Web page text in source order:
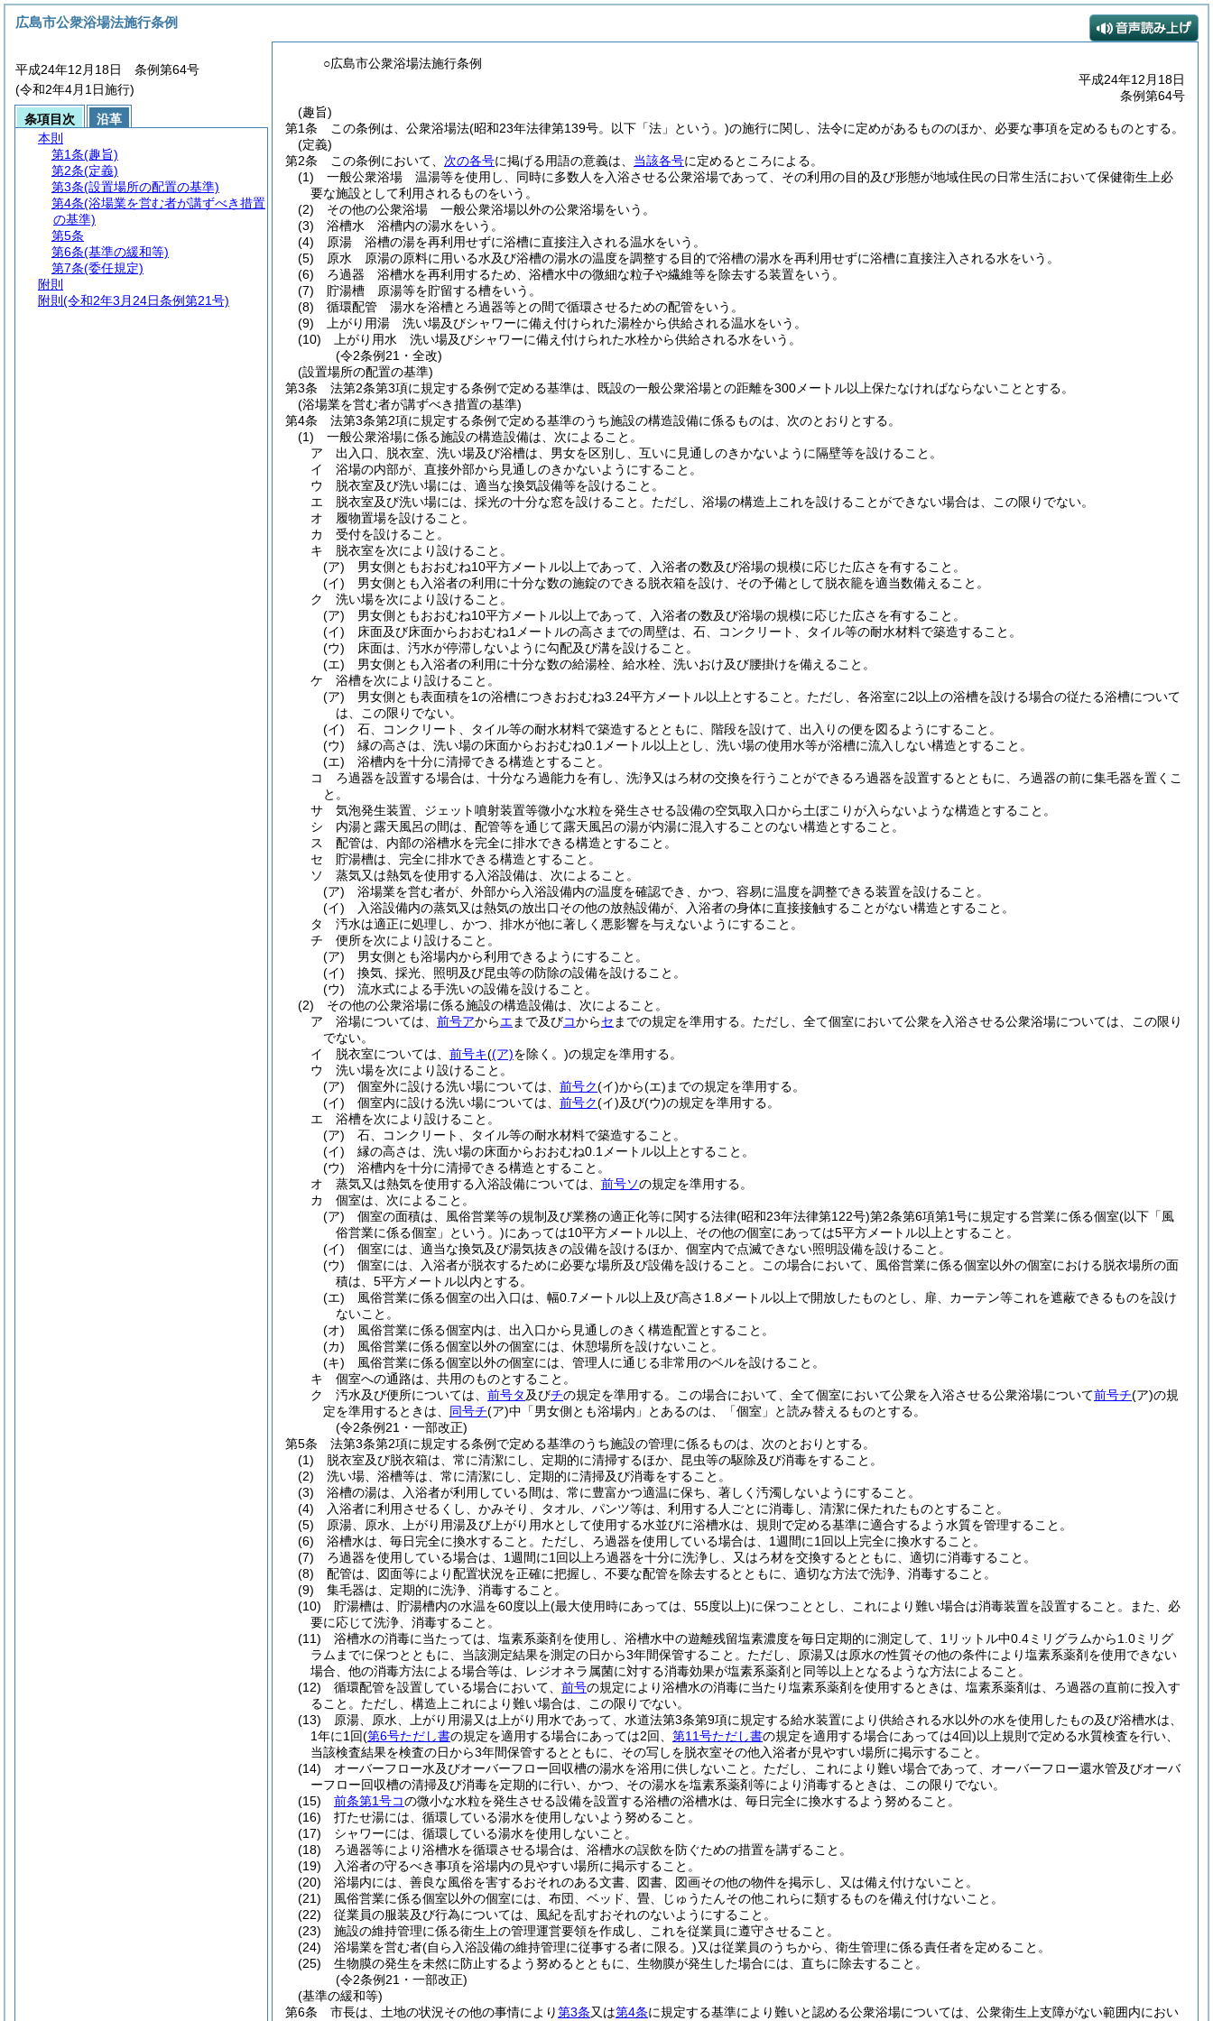
○広島市公衆浴場法施行条例
平成24年12月18日
条例第64号
(趣旨)
第1条
この条例は、公衆浴場法(昭和23年法律第139号。以下「法」という。)の施行に関し、法令に定めがあるもののほか、必要な事項を定めるものとする。
(定義)
第2条
この条例において、 次の各号に掲げる用語の意義は、 当該各号に定めるところによる。
(1)
一般公衆浴場 温湯等を使用し、同時に多数人を入浴させる公衆浴場であって、その利用の目的及び形態が地域住民の日常生活において保健衛生上必
要な施設として利用されるものをいう。
(2)
その他の公衆浴場 一般公衆浴場以外の公衆浴場をいう。
(3)
浴槽水 浴槽内の湯水をいう。
(4)
原湯 浴槽の湯を再利用せずに浴槽に直接注入される温水をいう。
(5)
原水 原湯の原料に用いる水及び浴槽の湯水の温度を調整する目的で浴槽の湯水を再利用せずに浴槽に直接注入される水をいう。
(6)
ろ過器 浴槽水を再利用するため、浴槽水中の微細な粒子や繊維等を除去する装置をいう。
(7)
貯湯槽 原湯等を貯留する槽をいう。
(8)
循環配管 湯水を浴槽とろ過器等との間で循環させるための配管をいう。
(9)
上がり用湯 洗い場及びシャワーに備え付けられた湯栓から供給される温水をいう。
(10)
上がり用水 洗い場及びシャワーに備え付けられた水栓から供給される水をいう。
(令2条例21・全改)
(設置場所の配置の基準)
第3条
法第2条第3項に規定する条例で定める基準は、既設の一般公衆浴場との距離を300メートル以上保たなければならないこととする。
(浴場業を営む者が講ずべき措置の基準)
第4条
法第3条第2項に規定する条例で定める基準のうち施設の構造設備に係るものは、次のとおりとする。
(1)
一般公衆浴場に係る施設の構造設備は、次によること。
ア
出入口、脱衣室、洗い場及び浴槽は、男女を区別し、互いに見通しのきかないように隔壁等を設けること。
イ
浴場の内部が、直接外部から見通しのきかないようにすること。
ウ
脱衣室及び洗い場には、適当な換気設備等を設けること。
エ
脱衣室及び洗い場には、採光の十分な窓を設けること。 ただし、浴場の構造上これを設けることができない場合は、この限りでない。
オ
履物置場を設けること。
カ
受付を設けること。
キ
脱衣室を次により設けること。
(ア)
男女側ともおおむね10平方メートル以上であって、入浴者の数及び浴場の規模に応じた広さを有すること。
(イ)
男女側とも入浴者の利用に十分な数の施錠のできる脱衣箱を設け、その予備として脱衣籠を適当数備えること。
ク
洗い場を次により設けること。
(ア)
男女側ともおおむね10平方メートル以上であって、入浴者の数及び浴場の規模に応じた広さを有すること。
(イ)
床面及び床面からおおむね1メートルの高さまでの周壁は、石、コンクリート、タイル等の耐水材料で築造すること。
(ウ)
床面は、汚水が停滞しないように勾配及び溝を設けること。
(エ)
男女側とも入浴者の利用に十分な数の給湯栓、給水栓、洗いおけ及び腰掛けを備えること。
ケ
浴槽を次により設けること。
(ア)
男女側とも表面積を1の浴槽につきおおむね3.24平方メートル以上とすること。 ただし、各浴室に2以上の浴槽を設ける場合の従たる浴槽について
は、この限りでない。
(イ)
石、コンクリート、タイル等の耐水材料で築造するとともに、階段を設けて、出入りの便を図るようにすること。
(ウ)
縁の高さは、洗い場の床面からおおむね0.1メートル以上とし、洗い場の使用水等が浴槽に流入しない構造とすること。
(エ)
浴槽内を十分に清掃できる構造とすること。
コ
ろ過器を設置する場合は、十分なろ過能力を有し、洗浄又はろ材の交換を行うことができるろ過器を設置するとともに、ろ過器の前に集毛器を置くこ
と。
サ
気泡発生装置、ジェット噴射装置等微小な水粒を発生させる設備の空気取入口から土ぼこりが入らないような構造とすること。
シ
内湯と露天風呂の間は、配管等を通じて露天風呂の湯が内湯に混入することのない構造とすること。
ス
配管は、内部の浴槽水を完全に排水できる構造とすること。
セ
貯湯槽は、完全に排水できる構造とすること。
ソ
蒸気又は熱気を使用する入浴設備は、次によること。
(ア)
浴場業を営む者が、外部から入浴設備内の温度を確認でき、かつ、容易に温度を調整できる装置を設けること。
(イ)
入浴設備内の蒸気又は熱気の放出口その他の放熱設備が、入浴者の身体に直接接触することがない構造とすること。
タ
汚水は適正に処理し、かつ、排水が他に著しく悪影響を与えないようにすること。
チ
便所を次により設けること。
(ア)
男女側とも浴場内から利用できるようにすること。
(イ)
換気、採光、照明及び昆虫等の防除の設備を設けること。
(ウ)
流水式による手洗いの設備を設けること。
(2)
その他の公衆浴場に係る施設の構造設備は、次によること。
ア
浴場については、 前号アからエ まで及びコからセ までの規定を準用する。 ただし、全て個室において公衆を入浴させる公衆浴場については、この限り
でない。
イ
脱衣室については、 前号キ((ア)を除く。)の規定を準用する。
ウ
洗い場を次により設けること。
(ア)
個室外に設ける洗い場については、前号ク(イ)から(エ) までの規定を準用する。
(イ)
個室内に設ける洗い場については、前号ク(イ)及び(ウ)の規定を準用する。
エ
浴槽を次により設けること。
(ア)
石、コンクリート、タイル等の耐水材料で築造すること。
(イ)
縁の高さは、洗い場の床面からおおむね0.1メートル以上とすること。
(ウ)
浴槽内を十分に清掃できる構造とすること。
オ
蒸気又は熱気を使用する入浴設備については、 前号ソの規定を準用する。
カ
個室は、次によること。
(ア)
個室の面積は、風俗営業等の規制及び業務の適正化等に関する法律(昭和23年法律第122号)第2条第6項第1号に規定する営業に係る個室(以下「風
俗営業に係る個室」という。)にあっては10平方メートル以上、その他の個室にあっては5平方メートル以上とすること。
(イ)
個室には、適当な換気及び湯気抜きの設備を設けるほか、個室内で点滅できない照明設備を設けること。
(ウ)
個室には、入浴者が脱衣するために必要な場所及び設備を設けること。
この場合において、風俗営業に係る個室以外の個室における脱衣場所の面
積は、5平方メートル以内とする。
(エ)
風俗営業に係る個室の出入口は、幅0.7メートル以上及び高さ1.8メートル以上で開放したものとし、扉、カーテン等これを遮蔽できるものを設け
ないこと。
(オ)
風俗営業に係る個室内は、出入口から見通しのきく構造配置とすること。
(カ)
風俗営業に係る個室以外の個室には、休憩場所を設けないこと。
(キ)
風俗営業に係る個室以外の個室には、管理人に通じる非常用のベルを設けること。
キ
個室への通路は、共用のものとすること。
ク
汚水及び便所については、 前号タ及びチの規定を準用する。 この場合において、全て個室において公衆を入浴させる公衆浴場について前号チ(ア)の規
定を準用するときは、 同号チ(ア)中「男女側とも浴場内」とあるのは、「個室」と読み替えるものとする。
(令2条例21・一部改正)
第5条
法第3条第2項に規定する条例で定める基準のうち施設の管理に係るものは、次のとおりとする。
(1)
脱衣室及び脱衣箱は、常に清潔にし、定期的に清掃するほか、昆虫等の駆除及び消毒をすること。
(2)
洗い場、浴槽等は、常に清潔にし、定期的に清掃及び消毒をすること。
(3)
浴槽の湯は、入浴者が利用している間は、常に豊富かつ適温に保ち、著しく汚濁しないようにすること。
(4)
入浴者に利用させるくし、かみそり、タオル、パンツ等は、利用する人ごとに消毒し、清潔に保たれたものとすること。
(5)
原湯、原水、上がり用湯及び上がり用水として使用する水並びに浴槽水は、規則で定める基準に適合するよう水質を管理すること。
(6)
浴槽水は、毎日完全に換水すること。 ただし、ろ過器を使用している場合は、1週間に1回以上完全に換水すること。
(7)
ろ過器を使用している場合は、1週間に1回以上ろ過器を十分に洗浄し、又はろ材を交換するとともに、適切に消毒すること。
(8)
配管は、図面等により配置状況を正確に把握し、不要な配管を除去するとともに、適切な方法で洗浄、消毒すること。
(9)
集毛器は、定期的に洗浄、消毒すること。
(10)
貯湯槽は、貯湯槽内の水温を60度以上(最大使用時にあっては、55度以上)に保つこととし、これにより難い場合は消毒装置を設置すること。
また、必
要に応じて洗浄、消毒すること。
(11)
浴槽水の消毒に当たっては、塩素系薬剤を使用し、浴槽水中の遊離残留塩素濃度を毎日定期的に測定して、1リットル中0.4ミリグラムから1.0ミリグ
ラムまでに保つとともに、当該測定結果を測定の日から3年間保管すること。 ただし、原湯又は原水の性質その他の条件により塩素系薬剤を使用できない
場合、他の消毒方法による場合等は、レジオネラ属菌に対する消毒効果が塩素系薬剤と同等以上となるような方法によること。
(12)
循環配管を設置している場合において、 前号の規定により浴槽水の消毒に当たり塩素系薬剤を使用するときは、塩素系薬剤は、ろ過器の直前に投入す
ること。 ただし、構造上これにより難い場合は、この限りでない。
(13)
原湯、原水、上がり用湯又は上がり用水であって、水道法第3条第9項に規定する給水装置により供給される水以外の水を使用したもの及び浴槽水は、
1年に1回(第6号ただし書の規定を適用する場合にあっては2回、 第11号ただし書の規定を適用する場合にあっては4回)以上規則で定める水質検査を行い、
当該検査結果を検査の日から3年間保管するとともに、その写しを脱衣室その他入浴者が見やすい場所に掲示すること。
(14)
オーバーフロー水及びオーバーフロー回収槽の湯水を浴用に供しないこと。 ただし、これにより難い場合であって、オーバーフロー還水管及びオーバ
ーフロー回収槽の清掃及び消毒を定期的に行い、かつ、その湯水を塩素系薬剤等により消毒するときは、この限りでない。
(15)
前条第1号コの微小な水粒を発生させる設備を設置する浴槽の浴槽水は、毎日完全に換水するよう努めること。
(16)
打たせ湯には、循環している湯水を使用しないよう努めること。
(17)
シャワーには、循環している湯水を使用しないこと。
(18)
ろ過器等により浴槽水を循環させる場合は、浴槽水の誤飲を防ぐための措置を講ずること。
(19)
入浴者の守るべき事項を浴場内の見やすい場所に掲示すること。
(20)
浴場内には、善良な風俗を害するおそれのある文書、図書、図画その他の物件を掲示し、又は備え付けないこと。
(21)
風俗営業に係る個室以外の個室には、布団、ベッド、畳、じゅうたんその他これらに類するものを備え付けないこと。
(22)
従業員の服装及び行為については、風紀を乱すおそれのないようにすること。
(23)
施設の維持管理に係る衛生上の管理運営要領を作成し、これを従業員に遵守させること。
(24)
浴場業を営む者(自ら入浴設備の維持管理に従事する者に限る。)又は従業員のうちから、衛生管理に係る責任者を定めること。
(25)
生物膜の発生を未然に防止するよう努めるとともに、生物膜が発生した場合には、直ちに除去すること。
(令2条例21・一部改正)
(基準の緩和等)
第6条
市長は、土地の状況その他の事情により第3条又は第4条に規定する基準により難いと認める公衆浴場については、公衆衛生上支障がない範囲内におい
広島市公衆浴場法施行条例
平成24年12月18日 条例第64号
(令和2年4月1日施行)
条項目次
沿革
本則
第1条(趣旨)
第2条(定義)
第3条(設置場所の配置の基準)
第4条(浴場業を営む者が講ずべき措置
の基準)
第5条
第6条(基準の緩和等)
第7条(委任規定)
附則
附則 (令和2年3月24日条例第21号)